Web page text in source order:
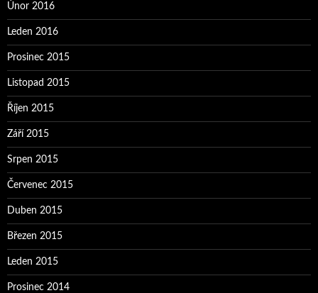
Únor 2016
Leden 2016
Prosinec 2015
Listopad 2015
Říjen 2015
Září 2015
Srpen 2015
Červenec 2015
Duben 2015
Březen 2015
Leden 2015
Prosinec 2014